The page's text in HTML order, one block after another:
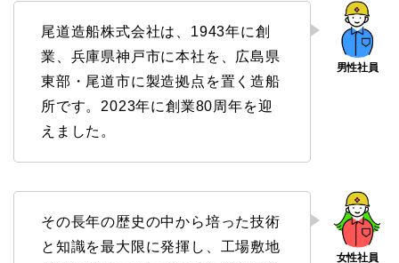
尾道造船株式会社は、1943年に創
業、兵庫県神戸市に本社を、広島県
東部・尾道市に製造拠点を置く造船
所です。2023年に創業80周年を迎
えました。
その長年の歴史の中から培った技術
と知識を最大限に発揮し、工場敷地